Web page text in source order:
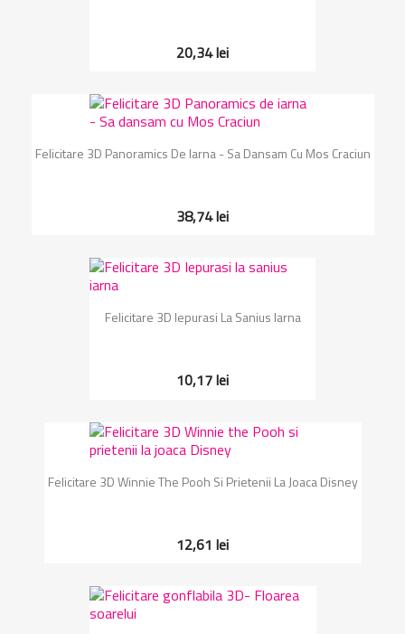
20,34 lei
Felicitare 3D Panoramics De Iarna - Sa Dansam Cu Mos Craciun
38,74 lei
Felicitare 3D Iepurasi La Sanius Iarna
10,17 lei
Felicitare 3D Winnie The Pooh Si Prietenii La Joaca Disney
12,61 lei